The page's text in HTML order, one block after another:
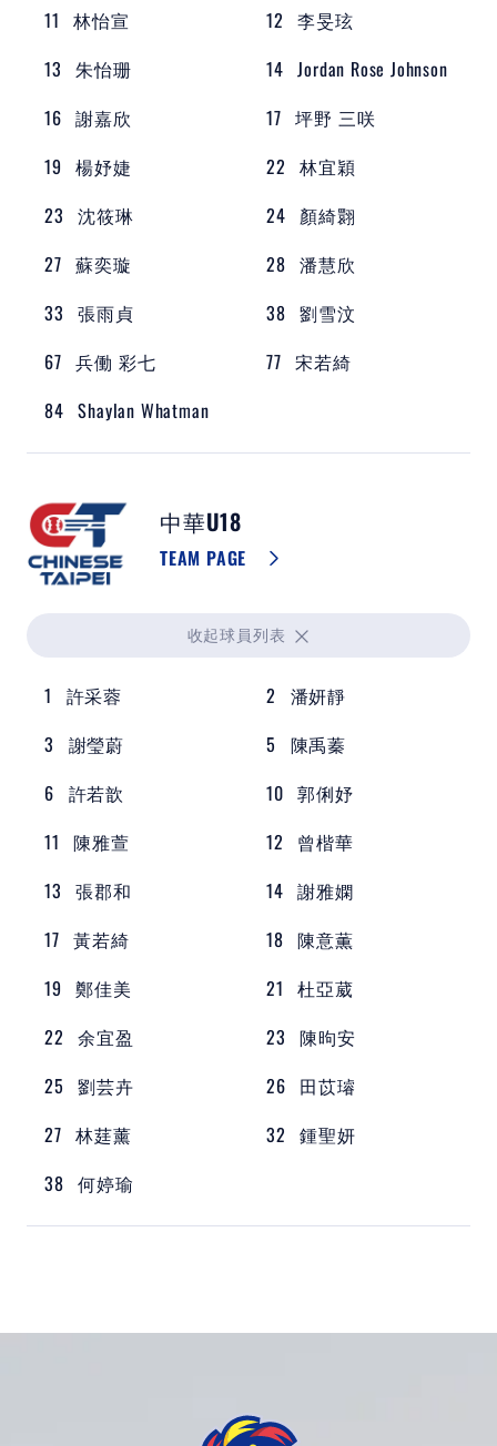
11 林怡宣 12 李旻玹
13 朱怡珊 14 Jordan Rose Johnson
16 謝嘉欣 17 坪野 三咲
19 楊妤婕 22 林宜穎
23 沈筱琳 24 顏綺翾
27 蘇奕璇 28 潘慧欣
33 張雨貞 38 劉雪汶
67 兵働 彩七 77 宋若綺
84 Shaylan Whatman
中華U18
TEAM PAGE
收起球員列表
1 許采蓉 2
潘妍靜
3
謝瑩蔚 5
陳禹蓁
6 許若歆 10 郭俐妤
11 陳雅萱 12
曾楷華
13 張郡和 14 謝雅嫻
17 黃若綺 18 陳意薫
19 鄭佳美 21 杜亞葳
22 余宜盈 23 陳昫安
25 劉芸卉 26 田苡璿
27 林莛薰 32 鍾聖妍
38 何婷瑜